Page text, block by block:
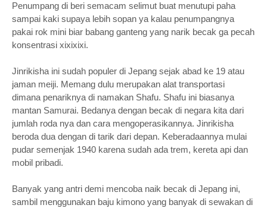
Penumpang di beri semacam selimut buat menutupi paha
sampai kaki supaya lebih sopan ya kalau penumpangnya
pakai rok mini biar babang ganteng yang narik becak ga pecah
konsentrasi xixixixi.
Jinrikisha ini sudah populer di Jepang sejak abad ke 19 atau
jaman meiji. Memang dulu merupakan alat transportasi
dimana penariknya di namakan Shafu. Shafu ini biasanya
mantan Samurai. Bedanya dengan becak di negara kita dari
jumlah roda nya dan cara mengoperasikannya. Jinrikisha
beroda dua dengan di tarik dari depan. Keberadaannya mulai
pudar semenjak 1940 karena sudah ada trem, kereta api dan
mobil pribadi.
Banyak yang antri demi mencoba naik becak di Jepang ini,
sambil menggunakan baju kimono yang banyak di sewakan di